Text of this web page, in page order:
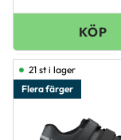
Flera färger
21 st i lager